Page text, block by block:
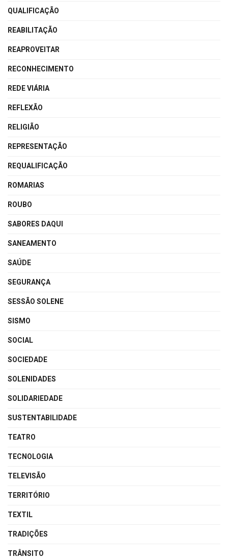
QUALIFICAÇÃO
REABILITAÇÃO
REAPROVEITAR
RECONHECIMENTO
REDE VIÁRIA
REFLEXÃO
RELIGIÃO
REPRESENTAÇÃO
REQUALIFICAÇÃO
ROMARIAS
ROUBO
SABORES DAQUI
SANEAMENTO
SAÚDE
SEGURANÇA
SESSÃO SOLENE
SISMO
SOCIAL
SOCIEDADE
SOLENIDADES
SOLIDARIEDADE
SUSTENTABILIDADE
TEATRO
TECNOLOGIA
TELEVISÃO
TERRITÓRIO
TEXTIL
TRADIÇÕES
TRÂNSITO